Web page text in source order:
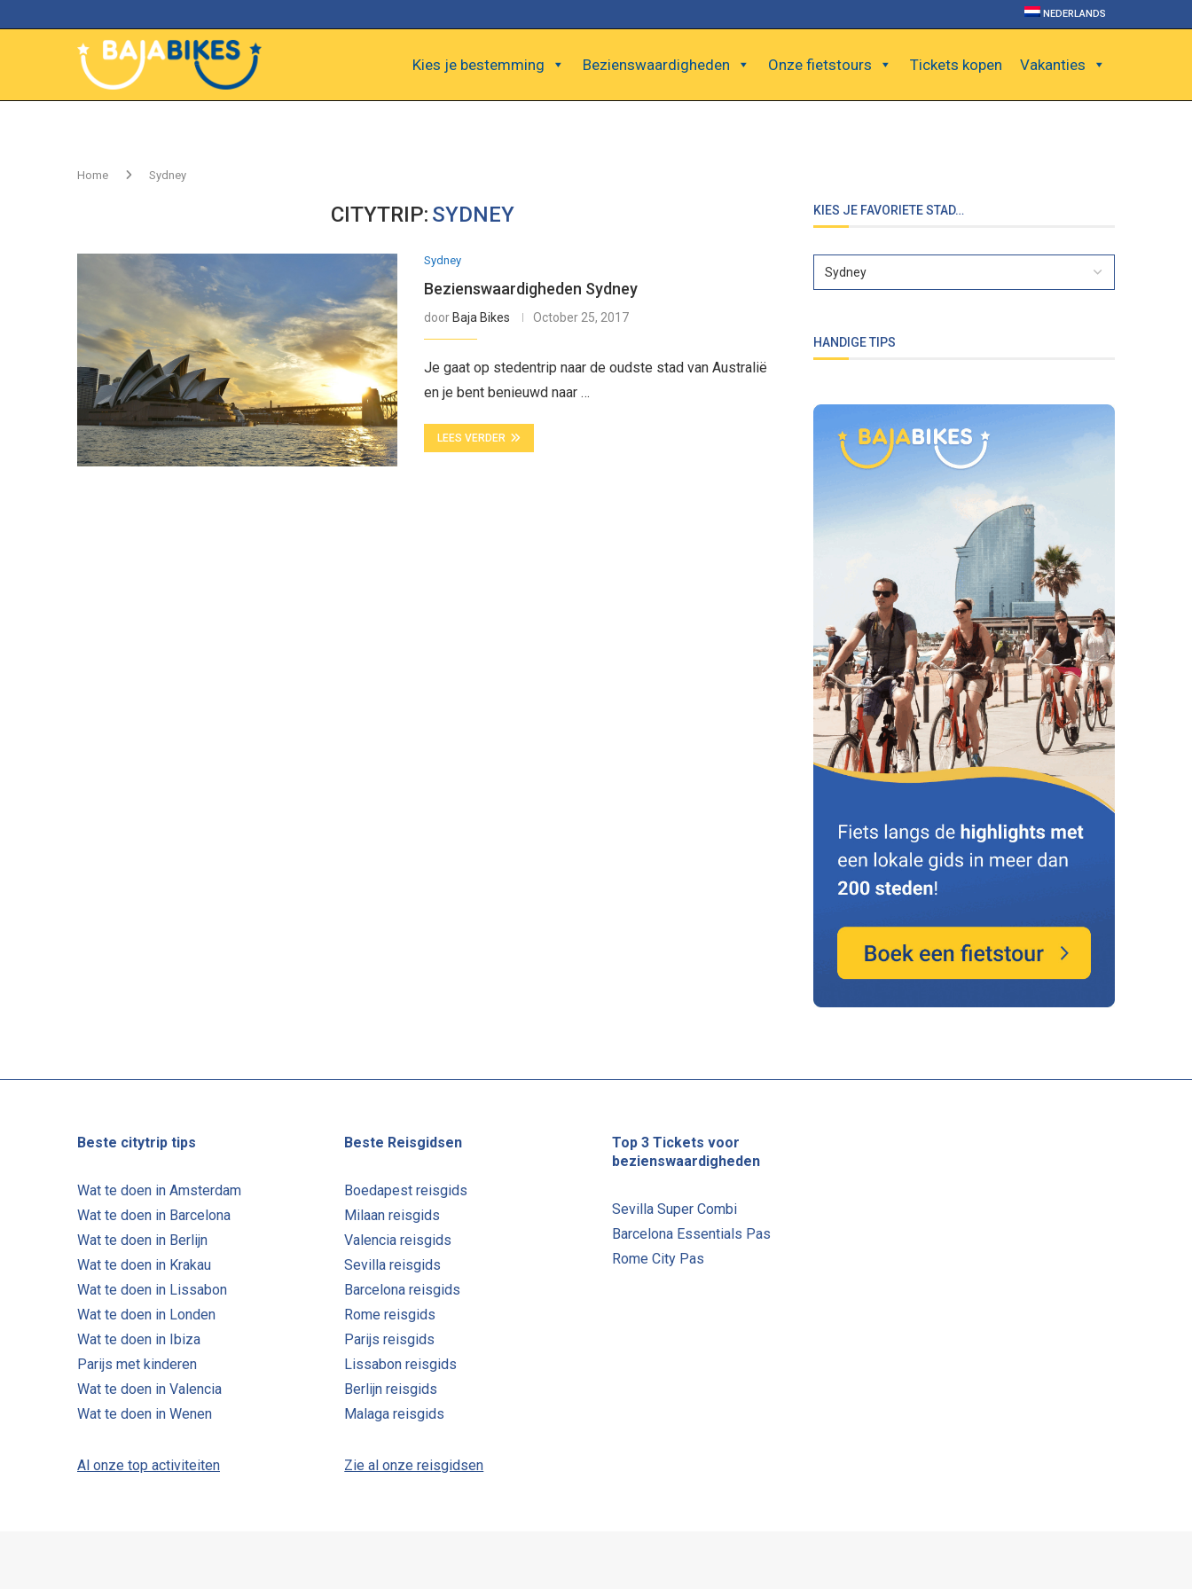
NEDERLANDS
Kies je bestemming Bezienswaardigheden Onze fietstours Tickets kopen Vakanties
Home Sydney
CITYTRIP: SYDNEY
Sydney
Bezienswaardigheden Sydney
door Baja Bikes October 25, 2017
Je gaat op stedentrip naar de oudste stad van Australië
en je bent benieuwd naar …
LEES VERDER
KIES JE FAVORIETE STAD…
HANDIGE TIPS
Beste citytrip tips
Wat te doen in Amsterdam
Wat te doen in Barcelona
Wat te doen in Berlijn
Wat te doen in Krakau
Wat te doen in Lissabon
Wat te doen in Londen
Wat te doen in Ibiza
Parijs met kinderen
Wat te doen in Valencia
Wat te doen in Wenen
Al onze top activiteiten
Beste Reisgidsen
Boedapest reisgids
Milaan reisgids
Valencia reisgids
Sevilla reisgids
Barcelona reisgids
Rome reisgids
Parijs reisgids
Lissabon reisgids
Berlijn reisgids
Malaga reisgids
Zie al onze reisgidsen
Top 3 Tickets voor
bezienswaardigheden
Sevilla Super Combi
Barcelona Essentials Pas
Rome City Pas